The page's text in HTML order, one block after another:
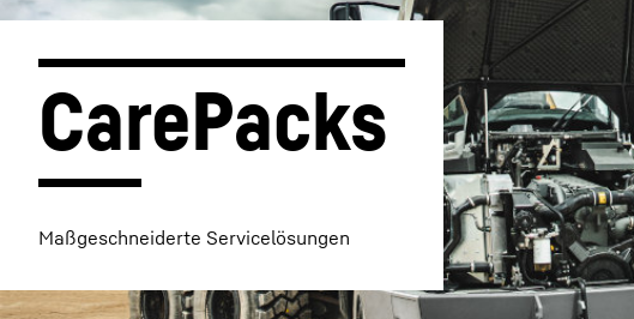
CarePacks
Maßgeschneiderte Servicelösungen